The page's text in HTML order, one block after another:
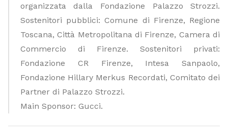
organizzata dalla Fondazione Palazzo Strozzi.
Sostenitori pubblici: Comune di Firenze, Regione
Toscana, Città Metropolitana di Firenze, Camera di
Commercio di Firenze. Sostenitori privati:
Fondazione CR Firenze, Intesa Sanpaolo,
Fondazione Hillary Merkus Recordati, Comitato dei
Partner di Palazzo Strozzi.
Main Sponsor: Gucci.